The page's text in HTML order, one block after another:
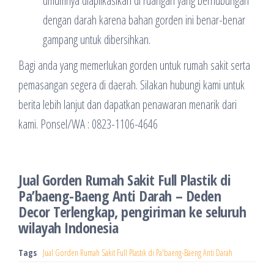
dengan darah karena bahan gorden ini benar-benar
gampang untuk dibersihkan.
Bagi anda yang memerlukan gorden untuk rumah sakit serta
pemasangan segera di daerah. Silakan hubungi kami untuk
berita lebih lanjut dan dapatkan penawaran menarik dari
kami. Ponsel/WA : 0823-1106-4646
Jual Gorden Rumah Sakit Full Plastik di
Pa’baeng-Baeng Anti Darah – Deden
Decor Terlengkap, pengiriman ke seluruh
wilayah Indonesia
Tags Jual Gorden Rumah Sakit Full Plastik di Pa'baeng-Baeng Anti Darah